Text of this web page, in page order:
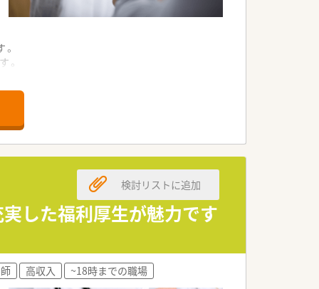
。
。
した福利厚生が魅力です
検討リストに追加
高収入 ~18時までの職場